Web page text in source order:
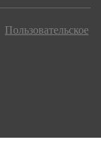
Пользовательское